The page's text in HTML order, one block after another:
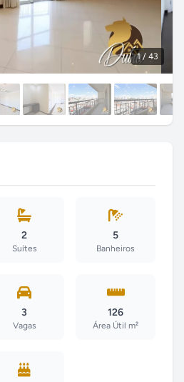
1/ 43
2
Suítes
5
Banheiros
3
Vagas
126
Área Útil m²